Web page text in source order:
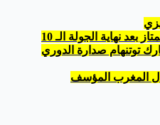
بعد نهاية الجولة الـ 10
توتنهام صدارة الدوري
المغرب المؤسف